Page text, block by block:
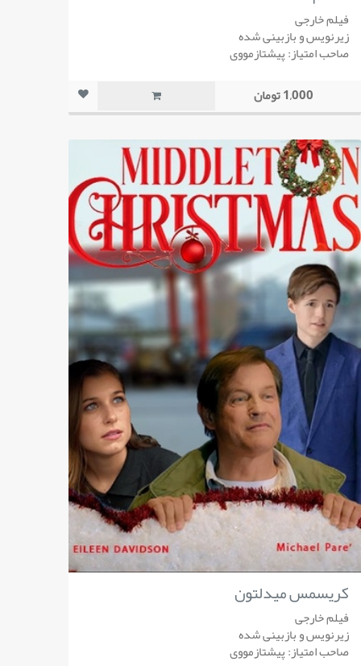
فیلم خارجی
زیرنویس و بازبینی شده
صاحب امتیاز: پیشتازمووی
1,000 تومان
کریسمس میدلتون
فیلم خارجی
زیرنویس و بازبینی شده
صاحب امتیاز: پیشتازمووی